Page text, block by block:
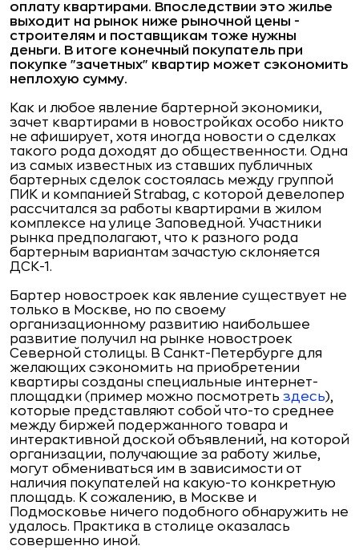
оплату квартирами. Впоследствии это жилье
выходит на рынок ниже рыночной цены -
строителям и поставщикам тоже нужны
деньги. В итоге конечный покупатель при
покупке "зачетных" квартир может сэкономить
неплохую сумму.
Как и любое явление бартерной экономики,
зачет квартирами в новостройках особо никто
не афиширует, хотя иногда новости о сделках
такого рода доходят до общественности. Одна
из самых известных из ставших публичных
бартерных сделок состоялась между группой
ПИК и компанией Strabag, с которой девелопер
рассчитался за работы квартирами в жилом
комплексе на улице Заповедной. Участники
рынка предполагают, что к разного рода
бартерным вариантам зачастую склоняется
ДСК-1.
Бартер новостроек как явление существует не
только в Москве, но по своему
организационному развитию наибольшее
развитие получил на рынке новостроек
Северной столицы. В Санкт-Петербурге для
желающих сэкономить на приобретении
квартиры созданы специальные интернет-
площадки (пример можно посмотреть здесь),
которые представляют собой что-то среднее
между биржей подержанного товара и
интерактивной доской объявлений, на которой
организации, получающие за работу жилье,
могут обмениваться им в зависимости от
наличия покупателей на какую-то конкретную
площадь. К сожалению, в Москве и
Подмосковье ничего подобного обнаружить не
удалось. Практика в столице оказалась
совершенно иной.